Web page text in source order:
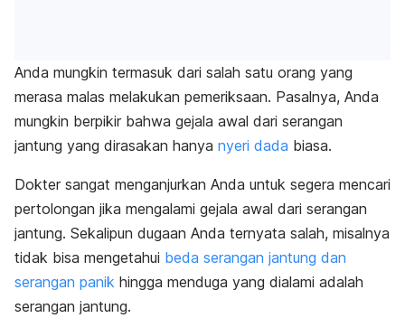
Anda mungkin termasuk dari salah satu orang yang
merasa malas melakukan pemeriksaan. Pasalnya, Anda
mungkin berpikir bahwa gejala awal dari serangan
jantung yang dirasakan hanya nyeri dada biasa.
Dokter sangat menganjurkan Anda untuk segera mencari
pertolongan jika mengalami gejala awal dari serangan
jantung. Sekalipun dugaan Anda ternyata salah, misalnya
tidak bisa mengetahui beda serangan jantung dan
serangan panik hingga menduga yang dialami adalah
serangan jantung.